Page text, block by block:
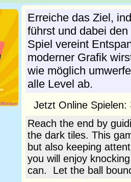
Erreiche das Ziel,
führst und dabei
Spiel vereint
moderner Grafik
wie möglich
alle Level ab.
Jetzt Online Spielen:
Reach the end by
the dark tiles. This
but also keeping
you will enjoy
can. Let the ball